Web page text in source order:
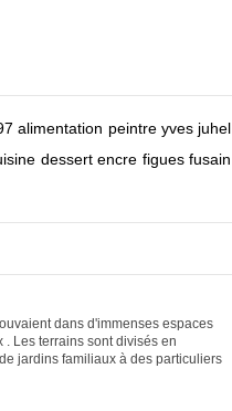
alimentation peintre yves juhel
dessert encre figues fusain
dans d'immenses espaces
Les terrains sont divisés en
jardins familiaux à des particuliers